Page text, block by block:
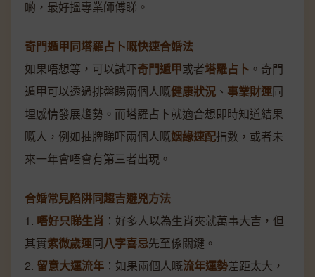
啲，最好搵專業師傅睇。
奇門遁甲同塔羅占卜嘅快速合婚法
如果唔想等，可以試吓奇門遁甲或者塔羅占卜 。奇門
遁甲可以透過排盤睇兩個人嘅健康狀況 、 事業財運同
埋感情發展趨勢。而塔羅占卜就適合想即時知道結果
嘅人，例如抽牌睇吓兩個人嘅姻緣速配指數，或者未
來一年會唔會有第三者出現。
合婚常見陷阱同趨吉避兇方法
1. 唔好只睇生肖 ：好多人以為生肖夾就萬事大吉，但
其實紫微歲運同八字喜忌先至係關鍵。
2. 留意大運流年 ：如果兩個人嘅流年運勢差距太大，